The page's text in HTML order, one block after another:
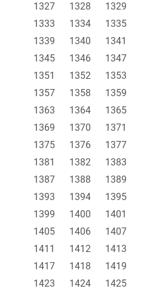
1327
1328 1329
1333
1334 1335
1339
1340 1341
1345
1346 1347
1351
1352 1353
1357
1358 1359
1363
1364 1365
1369
1370 1371
1375
1376 1377
1381
1382 1383
1387
1388 1389
1393
1394 1395
1399
1400 1401
1405
1406 1407
1411
1412 1413
1417
1418 1419
1423
1424 1425